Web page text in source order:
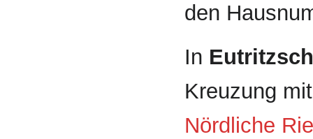
den
In Eutritzsch
Kreuzung
Nördliche